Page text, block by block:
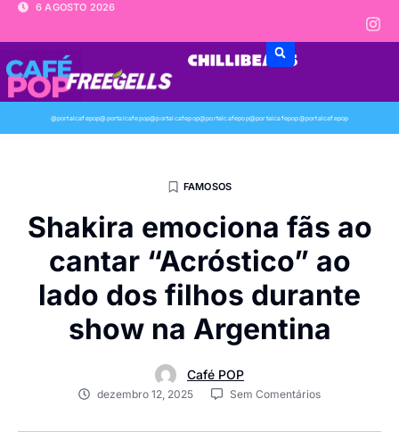
6 AGOSTO 2026
@portalcafepop@portalcafepop@portalcafepop@portalcafepop@portalcafepop@portalcafepop
FAMOSOS
Shakira emociona fãs ao
cantar “Acróstico” ao
lado dos filhos durante
show na Argentina
Café POP
dezembro 12, 2025 Sem Comentários